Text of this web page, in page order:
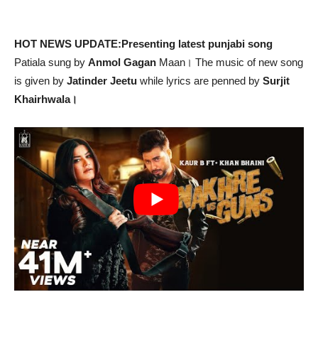
HOT NEWS UPDATE:Presenting latest punjabi song
Patiala sung by Anmol Gagan Maan। The music of new song
is given by Jatinder Jeetu while lyrics are penned by Surjit
Khairhwala।